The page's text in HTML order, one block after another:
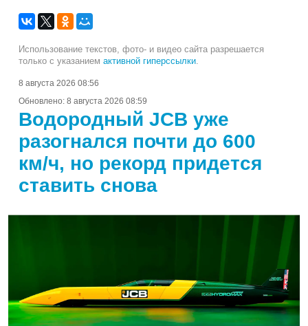
Использование текстов, фото- и видео сайта разрешается
только с указанием активной гиперссылки
8 августа 2026 08:56
Обновлено: 8 августа 2026 08:59
Водородный JCB уже
разогнался почти до 600
км/ч, но рекорд придется
ставить снова